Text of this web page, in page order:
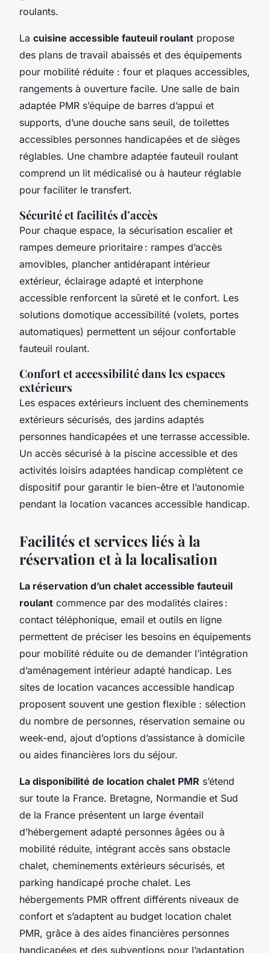
roulants.
La cuisine accessible fauteuil roulant propose
des plans de travail abaissés et des équipements
pour mobilité réduite : four et plaques accessibles,
rangements à ouverture facile. Une salle de bain
adaptée PMR s’équipe de barres d’appui et
supports, d’une douche sans seuil, de toilettes
accessibles personnes handicapées et de sièges
réglables. Une chambre adaptée fauteuil roulant
comprend un lit médicalisé ou à hauteur réglable
pour faciliter le transfert.
Sécurité et facilités d’accès
Pour chaque espace, la sécurisation escalier et
rampes demeure prioritaire : rampes d’accès
amovibles, plancher antidérapant intérieur
extérieur, éclairage adapté et interphone
accessible renforcent la sûreté et le confort. Les
solutions domotique accessibilité (volets, portes
automatiques) permettent un séjour confortable
fauteuil roulant.
Confort et accessibilité dans les espaces
extérieurs
Les espaces extérieurs incluent des cheminements
extérieurs sécurisés, des jardins adaptés
personnes handicapées et une terrasse accessible.
Un accès sécurisé à la piscine accessible et des
activités loisirs adaptées handicap complètent ce
dispositif pour garantir le bien-être et l’autonomie
pendant la location vacances accessible handicap.
Facilités et services liés à la
réservation et à la localisation
La réservation d’un chalet accessible fauteuil
roulant commence par des modalités claires :
contact téléphonique, email et outils en ligne
permettent de préciser les besoins en équipements
pour mobilité réduite ou de demander l’intégration
d’aménagement intérieur adapté handicap. Les
sites de location vacances accessible handicap
proposent souvent une gestion flexible : sélection
du nombre de personnes, réservation semaine ou
week-end, ajout d’options d’assistance à domicile
ou aides financières lors du séjour.
La disponibilité de location chalet PMR s’étend
sur toute la France. Bretagne, Normandie et Sud
de la France présentent un large éventail
d’hébergement adapté personnes âgées ou à
mobilité réduite, intégrant accès sans obstacle
chalet, cheminements extérieurs sécurisés, et
parking handicapé proche chalet. Les
hébergements PMR offrent différents niveaux de
confort et s’adaptent au budget location chalet
PMR, grâce à des aides financières personnes
handicapées et des subventions pour l’adaptation